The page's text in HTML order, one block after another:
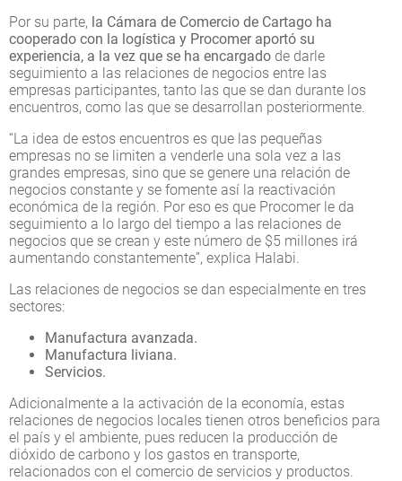
Por su parte, la Cámara de Comercio de Cartago ha
cooperado con la logística y Procomer aportó su
experiencia, a la vez que se ha encargado de darle
seguimiento a las relaciones de negocios entre las
empresas participantes, tanto las que se dan durante los
encuentros, como las que se desarrollan posteriormente.
“La idea de estos encuentros es que las pequeñas
empresas no se limiten a venderle una sola vez a las
grandes empresas, sino que se genere una relación de
negocios constante y se fomente así la reactivación
económica de la región. Por eso es que Procomer le da
seguimiento a lo largo del tiempo a las relaciones de
negocios que se crean y este número de $5 millones irá
aumentando constantemente”, explica Halabi.
Las relaciones de negocios se dan especialmente en tres
sectores:
Manufactura avanzada.
Manufactura liviana.
Servicios.
Adicionalmente a la activación de la economía, estas
relaciones de negocios locales tienen otros beneficios para
el país y el ambiente, pues reducen la producción de
dióxido de carbono y los gastos en transporte,
relacionados con el comercio de servicios y productos.